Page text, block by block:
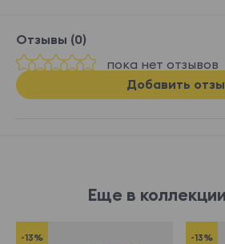
Отзывы (0)
пока нет отзывов
Добавить
Еще в
-13% -13%